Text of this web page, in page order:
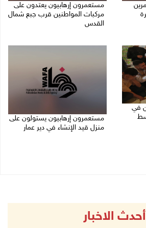
مستعمرون إرهابيون يعتدون على
مركبات المواطنين قرب جبع شمال
القدس
في
مستعمرون إرهابيون يستولون على
منزل قيد الإنشاء في دير عمار
أحدث الاخبار